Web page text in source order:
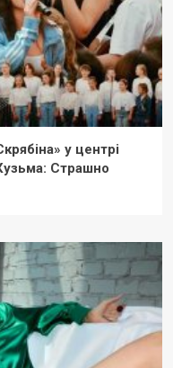
у центрі
Страшно